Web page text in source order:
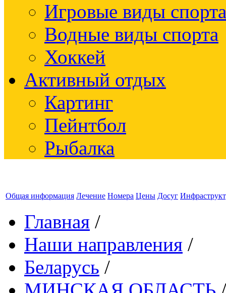
Игровые виды спорта
Водные виды спорта
Хоккей
Активный отдых
Картинг
Пейнтбол
Рыбалка
Общая информация Лечение Номера Цены Досуг
Главная /
Наши направления /
Беларусь /